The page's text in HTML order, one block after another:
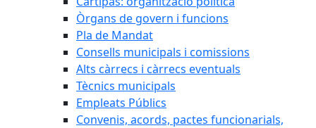
Òrgans de govern i funcions
Pla de Mandat
Consells municipals i comissions
Alts càrrecs i càrrecs eventuals
Tècnics municipals
Empleats Públics
Convenis, acords, pactes funcionarials,